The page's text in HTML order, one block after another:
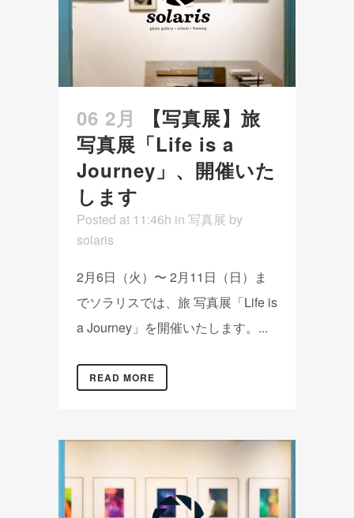
06 2月
【写真展】旅
写真展「Life is a
Journey」、開催いた
します
Posted at 11:46h in 写真展 by
solaris
2月6日（火）〜 2月11日（日）ま
でソラリスでは、旅 写真展「Life is
a Journey」を開催いたします。...
READ MORE